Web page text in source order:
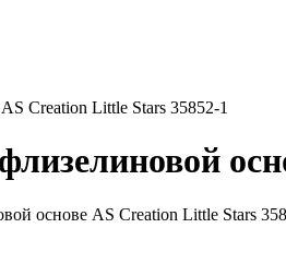
Creation Little Stars 35852-1